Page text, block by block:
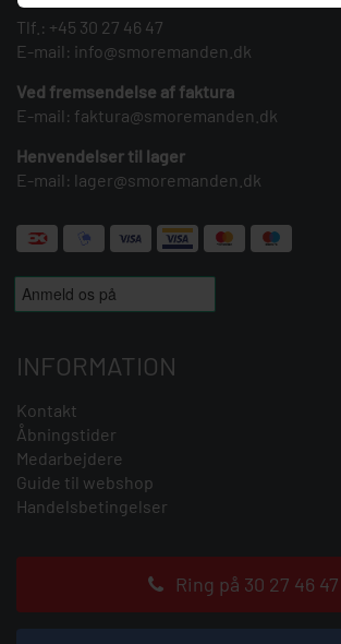
Tlf.: +45 30 27 46 47
E-mail: info@smoremanden.dk
Ved fremsendelse af faktura
E-mail: faktura@smoremanden.dk
Henvendelser til lager
E-mail: lager@smoremanden.dk
INFORMATION
Kontakt
Åbningstider
Medarbejdere
Guide til webshop
Handelsbetingelser
Ring på 30 27 46 47